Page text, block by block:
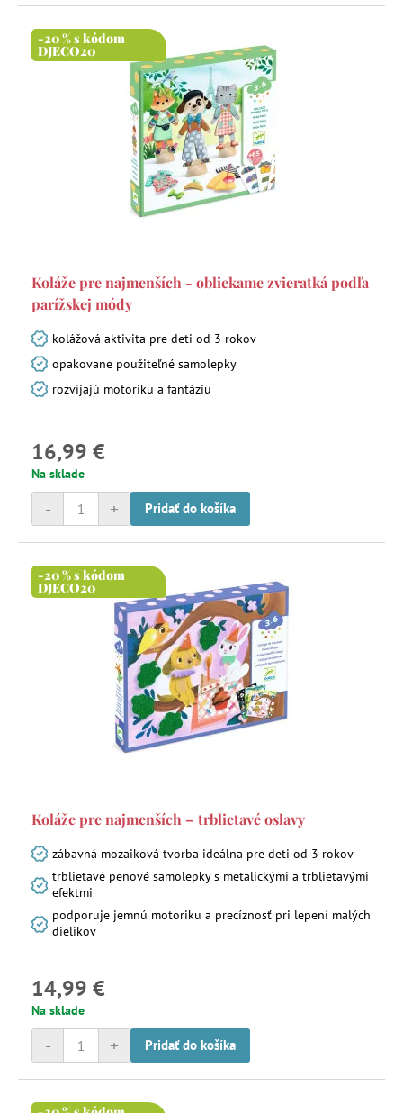
-20 % s kódom
DJECO20
Koláže pre najmenších - obliekame zvieratká podľa
parížskej módy
kolážová aktivita pre deti od 3 rokov
opakovane použiteľné samolepky
rozvíjajú motoriku a fantáziu
16,99 €
Na sklade
+
- Pridať do košíka
-20 % s kódom
DJECO20
Koláže pre najmenších – trblietavé oslavy
zábavná mozaiková tvorba ideálna pre deti od 3 rokov
trblietavé penové samolepky s metalickými a trblietavými
efektmi
podporuje jemnú motoriku a precíznosť pri lepení malých
dielikov
14,99 €
Na sklade
+
- Pridať do košíka